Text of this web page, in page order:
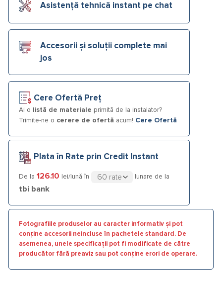
Asistență tehnică instant pe chat
Accesorii și soluții complete mai
jos
Cere Ofertă Preț
Ai o listă de materiale primită de la instalator?
Trimite-ne o cerere de ofertă acum! Cere Ofertă
Plata în Rate prin Credit Instant
De la 126.10 lei/lună în lunare de la
tbi bank
Fotografiile produselor au caracter informativ și pot
conține accesorii neincluse în pachetele standard. De
asemenea, unele specificații pot fi modificate de către
producător fără preaviz sau pot conține erori de operare.